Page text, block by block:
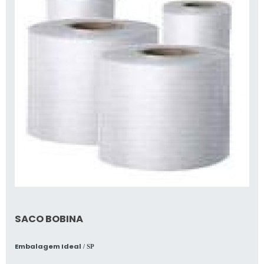
necessidades, como acondicionar alimentos
em temperatura ambiente e congeladores.
Sacos com fundo quadrado
durante o transporte, como alimentos
líquidos ou itens pesados. A base quadrada
permite que esses sacos fiquem em pé,
utilizados em ambientes onde a
como em vitrines de lojas. A resistência e a
SACO BOBINA
Embalagem Ideal / SP